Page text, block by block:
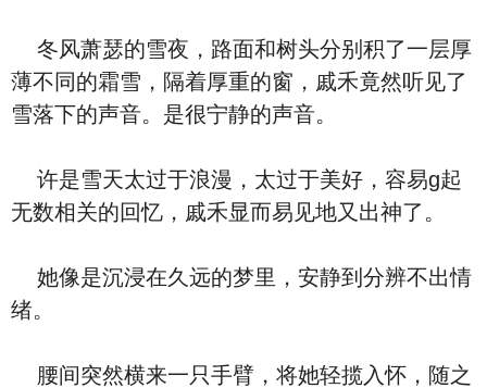
冬风萧瑟的雪夜，路面和树头分别积了一层厚
薄不同的霜雪，隔着厚重的窗，戚禾竟然听见了
雪落下的声音。是很宁静的声音。
许是雪天太过于浪漫，太过于美好，容易g起
无数相关的回忆，戚禾显而易见地又出神了。
她像是沉浸在久远的梦里，安静到分辨不出情
绪。
腰间突然横来一只手臂，将她轻揽入怀，随之